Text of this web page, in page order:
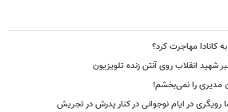
کانادا مهاجرت کرد؟
شهید انقلاب روی آنتن زنده تلویزیون
مدیری را نمی‌بخشم!
در ایام نوجوانی در کنار پدرش در تجریش